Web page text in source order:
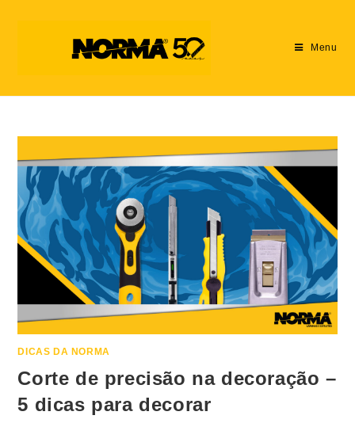
Menu
DICAS DA NORMA
Corte de precisão na decoração –
5 dicas para decorar